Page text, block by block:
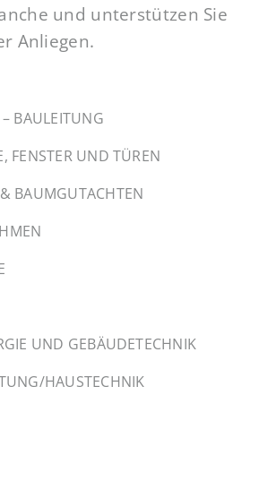
und unterstützen Sie
Anliegen.
BAULEITUNG
FENSTER UND TÜREN
BAUMGUTACHTEN
UND GEBÄUDETECHNIK
HAUSTECHNIK